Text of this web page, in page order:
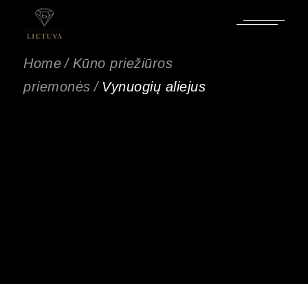
turinio
Home
Kūno priežiūros
priemonės
Vynuogių aliejus